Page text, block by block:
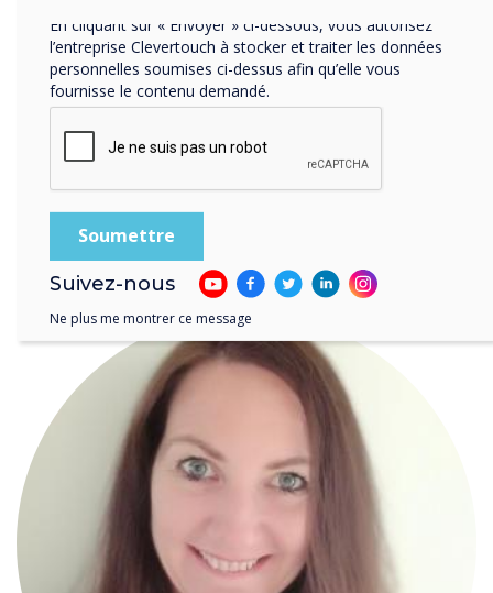
WRITTEN BY
Clevertouch expands digital signage range
En cliquant sur « Envoyer » ci-dessous, vous autorisez
l’entreprise Clevertouch à stocker et traiter les données
personnelles soumises ci-dessus afin qu’elle vous
fournisse le contenu demandé.
Suivez-nous
Ne plus me montrer ce message